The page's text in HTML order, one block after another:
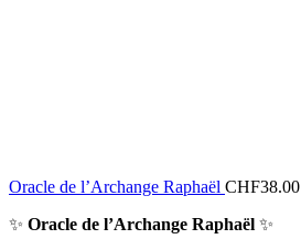
Oracle de l’Archange Raphaël CHF38.00
✨ Oracle de l’Archange Raphaël ✨